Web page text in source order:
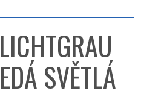
LICHTGRAU
SVĚTLÁ